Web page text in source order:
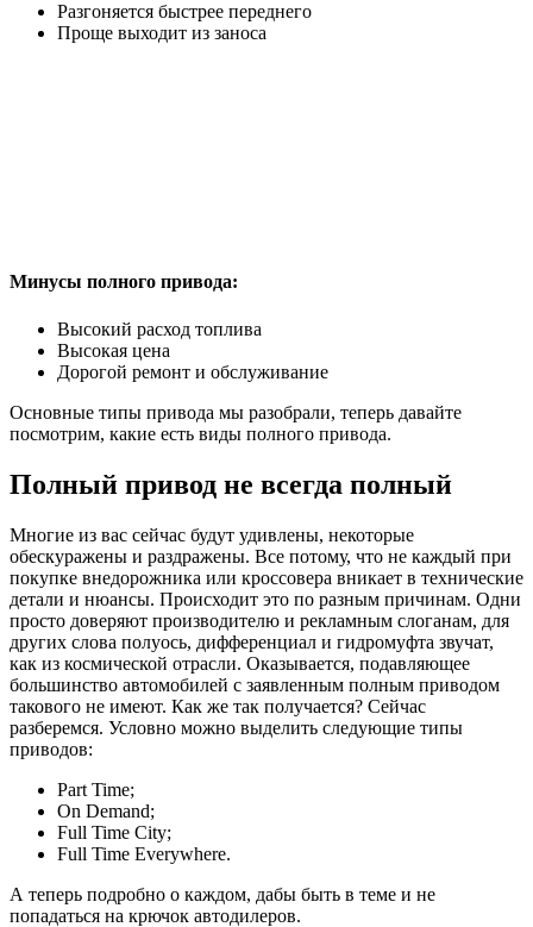
Разгоняется быстрее переднего
Проще выходит из заноса
Минусы полного привода:
Высокий расход топлива
Высокая цена
Дорогой ремонт и обслуживание
Основные типы привода мы разобрали, теперь давайте
посмотрим, какие есть виды полного привода.
Полный привод не всегда полный
Многие из вас сейчас будут удивлены, некоторые
обескуражены и раздражены. Все потому, что не каждый при
покупке внедорожника или кроссовера вникает в технические
детали и нюансы. Происходит это по разным причинам. Одни
просто доверяют производителю и рекламным слоганам, для
других слова полуось, дифференциал и гидромуфта звучат,
как из космической отрасли. Оказывается, подавляющее
большинство автомобилей с заявленным полным приводом
такового не имеют. Как же так получается? Сейчас
разберемся. Условно можно выделить следующие типы
приводов:
Part Time;
On Demand;
Full Time City;
Full Time Everywhere.
А теперь подробно о каждом, дабы быть в теме и не
попадаться на крючок автодилеров.